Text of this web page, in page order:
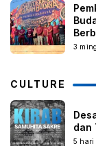
3
CULTURE
dan
5 hari